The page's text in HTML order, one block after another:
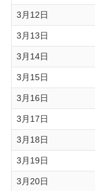
3月12日
3月13日
3月14日
3月15日
3月16日
3月17日
3月18日
3月19日
3月20日